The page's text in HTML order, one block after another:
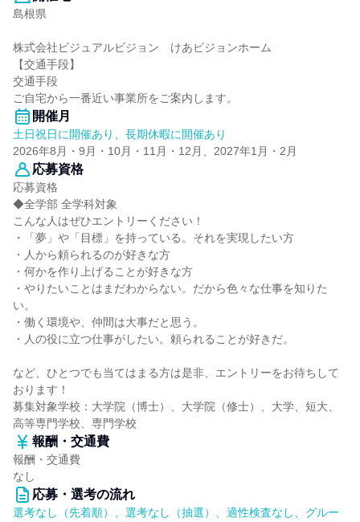
島根県
株式会社ビジュアルビジョン けあビジョンホーム
【交通手段】
交通手段
ご自宅から一番近い事業所をご案内します。
開催月
土日祝日に開催あり、長期休暇に開催あり
2026年8月・9月・10月・11月・12月、2027年1月・2月
応募資格
応募資格
◆全学部 全学科対象
こんな人はぜひエントリーください！
・「夢」や「目標」を持っている。それを実現したい方
・人から頼られるのが好きな方
・何かを作り上げることが好きな方
・やりたいことはまだわからない。だから色々な仕事を知りた
い。
・働く環境や、仲間は大事だと思う。
・人の役に立つ仕事がしたい。頼られることが好きだ。
など、ひとつでも当てはまる方は是非、エントリーをお待ちして
おります！
募集対象学校：大学院（博士）、大学院（修士）、大学、短大、
高等専門学校、専門学校
報酬・交通費
報酬・交通費
なし
応募・選考の流れ
選考なし（先着順）、選考なし（抽選）、適性検査なし、グルー